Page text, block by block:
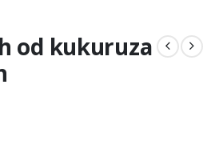
od kukuruza